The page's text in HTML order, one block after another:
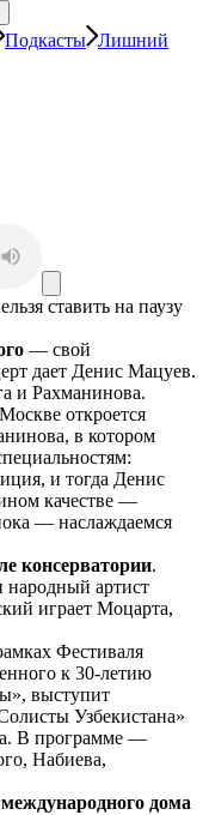
Подкасты Лишний
ставить на паузу
— свой
дает Денис Мацуев.
и Рахманинова.
откроется
в котором
и тогда Денис
качестве —
— наслаждаемся
консерватории.
народный артист
играет Моцарта,
Фестиваля
к 30-летию
выступит
Узбекистана»
В программе —
Набиева,
дома